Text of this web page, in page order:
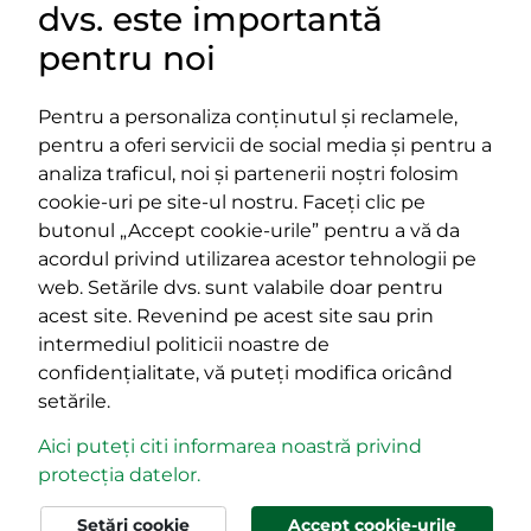
LINKURI UTILE
Impressum
Termeni și condiții
Platforma PPE
400029 Cluj-Napoca,
strada Cardinal Iuliu Hossu, nr.
41
tel/fax:0723 250 321
email:office@rmdsz.ro
400489 Cluj-Napoca,
strada Republicii, nr.
60
tel/fax:0264 590 758
email:
© rmdsz.ro 2026
dvs. este importantă
pentru noi
Pentru a personaliza conținutul și reclamele,
pentru a oferi servicii de social media și pentru a
analiza traficul, noi și partenerii noștri folosim
cookie-uri pe site-ul nostru. Faceți clic pe
butonul „Accept cookie-urile” pentru a vă da
acordul privind utilizarea acestor tehnologii pe
web. Setările dvs. sunt valabile doar pentru
acest site. Revenind pe acest site sau prin
intermediul politicii noastre de
confidențialitate, vă puteți modifica oricând
setările.
Aici puteți citi informarea noastră privind
protecția datelor.
Setări cookie Accept cookie-urile